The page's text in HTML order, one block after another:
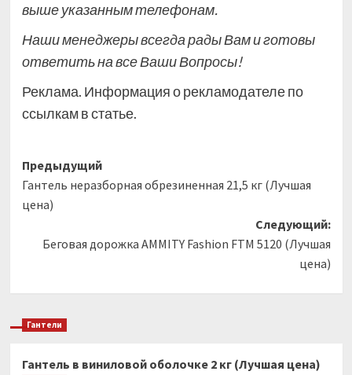
выше указанным телефонам.
Наши менеджеры всегда рады Вам и готовы
ответить на все Ваши Вопросы!
Реклама. Информация о рекламодателе по
ссылкам в статье.
Навигация
записи
Предыдущий
Гантель неразборная обрезиненная 21,5 кг (Лучшая
цена)
Следующий:
Беговая дорожка AMMITY Fashion FTM 5120 (Лучшая
цена)
Гантели
Гантель в виниловой оболочке 2 кг (Лучшая цена)